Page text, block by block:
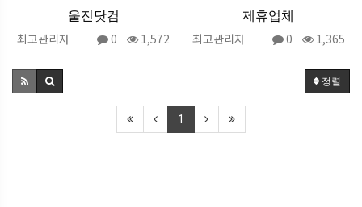
울진닷컴
최고관리자 0 1,572
제휴업체
최고관리자 0 1,365
정렬
1